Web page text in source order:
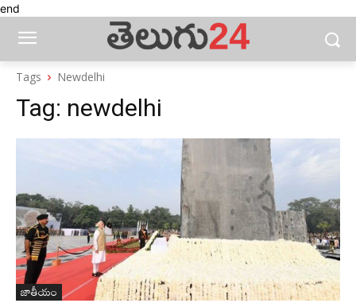
end
Tags Newdelhi
Tag: newdelhi
జాతీయం